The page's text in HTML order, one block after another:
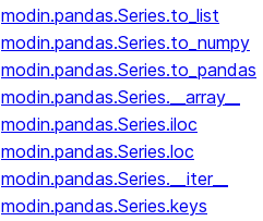
modin.pandas.Series.to_list
modin.pandas.Series.to_numpy
modin.pandas.Series.to_pandas
modin.pandas.Series.__array__
modin.pandas.Series.iloc
modin.pandas.Series.loc
modin.pandas.Series.__iter__
modin.pandas.Series.keys